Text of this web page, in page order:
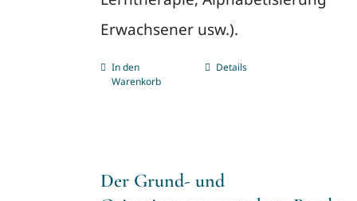
Erwachsener usw.).
In den
Warenkorb
Details
Der Grund- und